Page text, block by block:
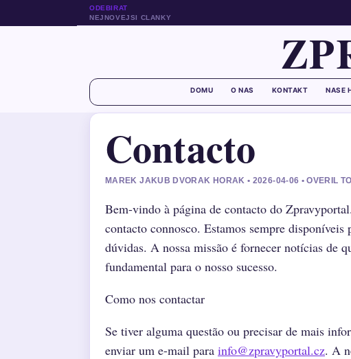
ODEBIRAT
NEJNOVEJSI CLANKY
DOMU O NAS KONTAKT NASE
Contacto
MAREK JAKUB DVORAK HORAK • 2026-04-06 • OVERIL
Bem-vindo à página de contacto do
contacto connosco. Estamos sempre
dúvidas. A nossa missão é fornecer notícias de
fundamental para o nosso sucesso.
Como nos contactar
Se tiver alguma questão ou precisar de mais
enviar um e-mail para info@zpravyportal.cz. A